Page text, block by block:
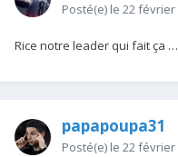
Posté(e) le 22 février
Rice notre leader qui fait ça …
papapoupa31
Posté(e) le 22 février